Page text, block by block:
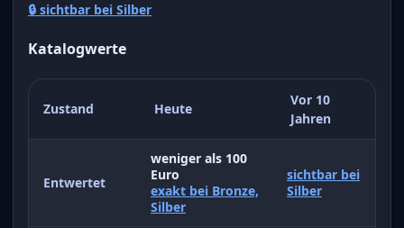
🔒 sichtbar bei Silber
Katalogwerte
Zustand Heute
Vor 10
Jahren
Entwertet
weniger als 100
Euro
exakt bei Bronze,
Silber
sichtbar bei
Silber